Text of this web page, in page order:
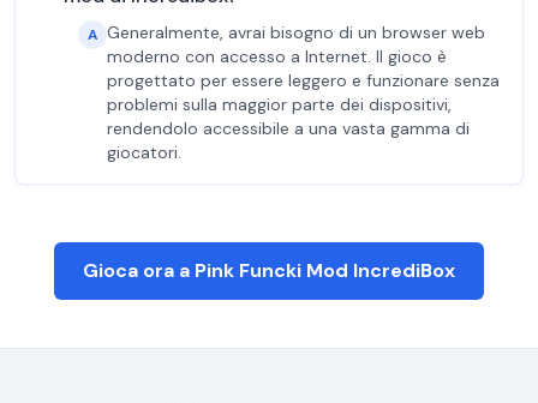
A Generalmente, avrai bisogno di un browser web
moderno con accesso a Internet. Il gioco è
progettato per essere leggero e funzionare senza
problemi sulla maggior parte dei dispositivi,
rendendolo accessibile a una vasta gamma di
giocatori.
Gioca ora a Pink Funcki Mod IncrediBox